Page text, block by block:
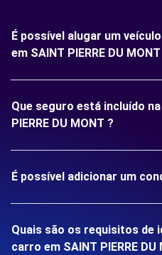
É possível alugar um
em SAINT PIERRE DU
Que seguro está incluído
PIERRE DU MONT ?
É possível adicionar um
Quais são os requisitos de
carro em SAINT PIERRE DU